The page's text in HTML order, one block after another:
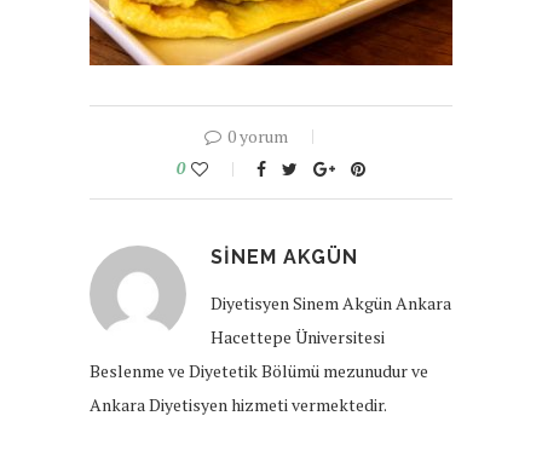
0 yorum
0
SINEM AKGÜN
Diyetisyen Sinem Akgün Ankara
Hacettepe Üniversitesi
Beslenme ve Diyetetik Bölümü mezunudur ve
Ankara Diyetisyen hizmeti vermektedir.